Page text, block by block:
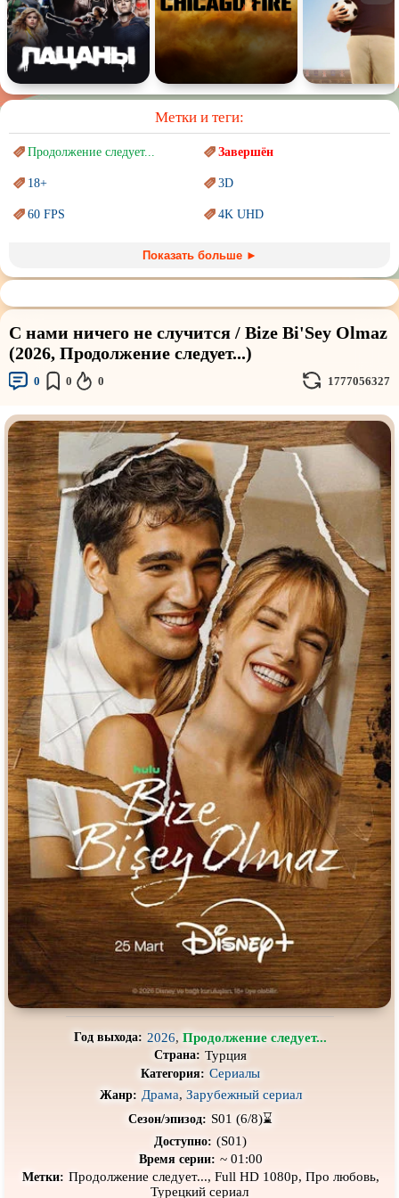
Метки и теги:
Продолжение следует... Завершён
18+ 3D
60 FPS 4K UHD
Marvel PIXAR
Sci-Fi (Научнаяфантастика) Trash (трэш) movies
Авангард иСюрреализм Ангелы и Демоны
Аниме
Дорамы Индийское кино
Киберпанк Коллекция
Комикс Маги и Волшебники
Наркотики Новогодние
Основанное нареальных
событиях
Параллельные миры
Перевод Гоблина ПереводКубик в Кубе
Перевод Кураж-Бамбей Пеплум
Подростковая жестокость Постапокалипсис
Призраки Про акул
Про апокалипсис Про богатых
Про богов Про вампиров
Про ведьм Про викингов
Про выживание Про гангстеров
Про гонки Про деревню
Про динозавров Про драконов
Про животных Про зомби
Про инопланетян
Про корабли и подводные
лодки
Про космос
Про любовь
Про маньяков исерийных
Про мафию
Про оборотней Про пиратов
Про путешествия
Про рыцарей
Про собак
Про снайперов Про супергероев
Показать больше ►
С нами ничего не случится / Bize Bi'Sey Olmaz
(2026, Продолжение следует...)
0 0 0 1777056327
Год выхода: 2026, Продолжение следует...
Страна: Турция
Категория: Сериалы
Жанр: Драма, Зарубежный сериал
Сезон/эпизод: S01 (6/8)⌛
Доступно: (S01)
Время серии: ~ 01:00
Метки: Продолжение следует..., Full HD 1080p, Про любовь,
Турецкий сериал